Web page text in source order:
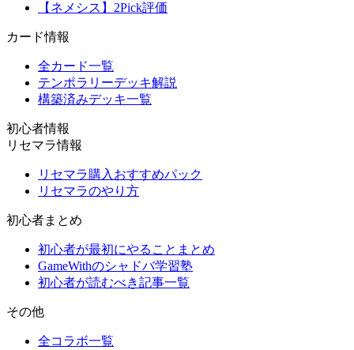
【ネメシス】2Pick評価
カード情報
全カード一覧
テンポラリーデッキ解説
構築済みデッキ一覧
初心者情報
リセマラ情報
リセマラ購入おすすめパック
リセマラのやり方
初心者まとめ
初心者が最初にやることまとめ
GameWithのシャドバ学習塾
初心者が読むべき記事一覧
その他
全コラボ一覧